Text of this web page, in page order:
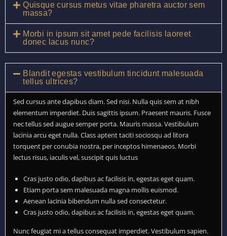
Quisque cursus metus vitae pharetra auctor sem
massa?
Morbi in ipsum sit amet pede facilisis laoreet
donec lacus nunc?
Blandit egestas vestibulum tincidunt malesuada
tellus ultrices?
Sed cursus ante dapibus diam. Sed nisi. Nulla quis sem at nibh
elementum imperdiet. Duis sagittis ipsum. Praesent mauris. Fusce
nec tellus sed augue semper porta. Mauris massa. Vestibulum
lacinia arcu eget nulla. Class aptent taciti sociosqu ad litora
torquent per conubia nostra, per inceptos himenaeos. Morbi
lectus risus, iaculis vel, suscipit quis luctus
Cras justo odio, dapibus ac facilisis in, egestas eget quam.
Etiam porta sem malesuada magna mollis euismod.
Aenean lacinia bibendum nulla sed consectetur.
Cras justo odio, dapibus ac facilisis in, egestas eget quam.
Nunc feugiat mi a tellus consequat imperdiet. Vestibulum sapien.